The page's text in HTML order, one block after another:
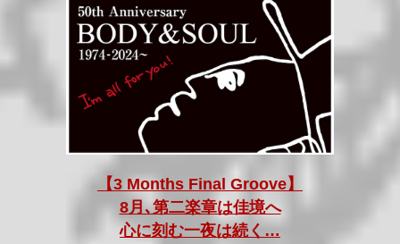
【3 Months Final Groove】
8月､第二楽章は佳境へ
心に刻む一夜は続く…